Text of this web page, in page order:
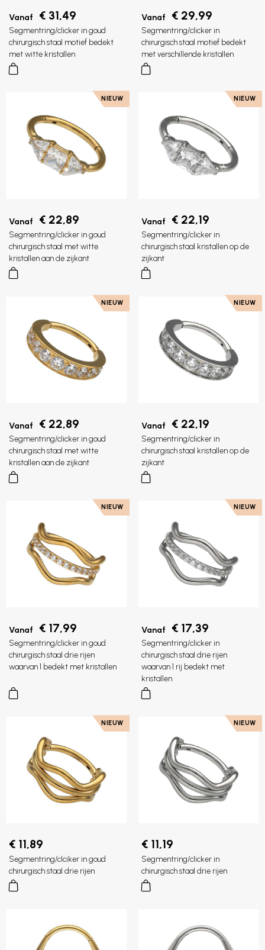
Vanaf € 31,49
Segmentring/clicker in goud
chirurgisch staal motief bedekt
met witte kristallen
Vanaf € 29,99
Segmentring/clicker in
chirurgisch staal motief bedekt
met verschillende kristallen
NIEUW
Vanaf € 22,89
Segmentring/clicker in goud
chirurgisch staal met witte
kristallen aan de zijkant
NIEUW
Vanaf € 22,19
Segmentring/clicker in
chirurgisch staal kristallen op de
zijkant
NIEUW
Vanaf € 22,89
Segmentring/clicker in goud
chirurgisch staal met witte
kristallen aan de zijkant
NIEUW
Vanaf € 22,19
Segmentring/clicker in
chirurgisch staal kristallen op de
zijkant
NIEUW
Vanaf € 17,99
Segmentring/clicker in goud
chirurgisch staal drie rijen
waarvan 1 bedekt met kristallen
NIEUW
Vanaf € 17,39
Segmentring/clicker in
chirurgisch staal drie rijen
waarvan 1 rij bedekt met
kristallen
NIEUW
€ 11,89
Segmentring/clciker in goud
chirurgisch staal drie rijen
NIEUW
€ 11,19
Segmentring/clicker in
chirurgisch staal drie rijen